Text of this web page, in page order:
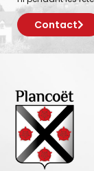
Contact